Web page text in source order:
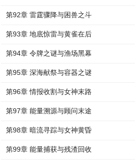
第92章 雷霆骤降与困兽之斗
第93章 地底惊雷与黄雀在后
第94章 令牌之谜与渔场黑幕
第95章 深海献祭与容器之谜
第96章 情报收割与女神末路
第97章 能量溯源与顾问末途
第98章 暗流寻踪与女神黄昏
第99章 能量捕获与残渣回收